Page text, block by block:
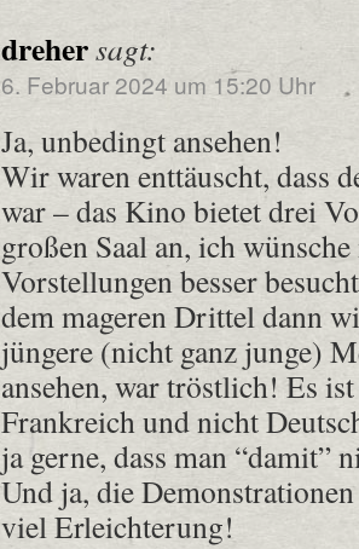
drehersagt:
6. Februar 2024 um 15:20 Uhr
Ja, unbedingt ansehen!
Wir waren enttäuscht, dass
war – das Kino bietet drei
großen Saal an, ich
Vorstellungen besser
dem mageren Drittel dann
jüngere (nicht ganz junge)
ansehen, war tröstlich! Es
Frankreich und nicht
ja gerne, dass man “damit”
Und ja, die
viel Erleichterung!